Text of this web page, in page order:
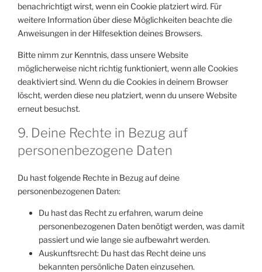
benachrichtigt wirst, wenn ein Cookie platziert wird. Für
weitere Information über diese Möglichkeiten beachte die
Anweisungen in der Hilfesektion deines Browsers.
Bitte nimm zur Kenntnis, dass unsere Website
möglicherweise nicht richtig funktioniert, wenn alle Cookies
deaktiviert sind. Wenn du die Cookies in deinem Browser
löscht, werden diese neu platziert, wenn du unsere Website
erneut besuchst.
9. Deine Rechte in Bezug auf
personenbezogene Daten
Du hast folgende Rechte in Bezug auf deine
personenbezogenen Daten:
Du hast das Recht zu erfahren, warum deine
personenbezogenen Daten benötigt werden, was damit
passiert und wie lange sie aufbewahrt werden.
Auskunftsrecht: Du hast das Recht deine uns
bekannten persönliche Daten einzusehen.